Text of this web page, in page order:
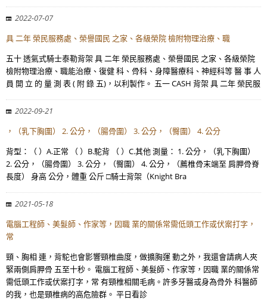
2022-07-07
具 二年 榮民服務處、榮譽國民 之家、各級榮院 檢附物理治療、職
五十 透氣式騎士泰勒背架 具 二年 榮民服務處、榮譽國民 之家、各級榮院
檢附物理治療、職能治療、復健 科、骨科、身障醫療科、神經科等 醫 事 人
員 開 立 的 量 測 表 ( 附 錄 五)，以利製作。 五一 CASH 背架 具 二年 榮民服
2022-09-21
，（乳下胸圍） 2. 公分，（腸骨圍） 3. 公分，（臀圍） 4. 公分
背型：（ ）A.正常 （ ）B.駝背 （ ）C.其他 測量： 1. 公分，（乳下胸圍）
2. 公分，（腸骨圍） 3. 公分，（臀圍） 4. 公分，（薦椎骨末端至 肩胛骨脊
長度） 身高 公分，體重 公斤 □騎士背架（Knight Bra
2021-05-18
電腦工程師、美髮師、作家等，因職 業的關係常需低頭工作或伏案打字，
常
頸、胸相 連，背駝也會影響頸椎曲度，做擴胸運 動之外，我還會請病人夾
緊兩側肩胛骨 五至十秒。 電腦工程師、美髮師、作家等，因職 業的關係常
需低頭工作或伏案打字，常 有頸椎相關毛病。許多牙醫或身為骨外 科醫師
的我，也是頸椎病的高危險群。 平日看診